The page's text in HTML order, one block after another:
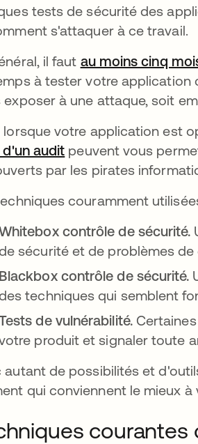
tests de sécurité des
s'attaquer à ce travail.
il faut au moins cinq
à tester votre application
exposer à une attaque, soit
lorsque votre application est
d'un audit peuvent vous
par les pirates
couramment
contrôle de sécurité.
sécurité et de problèmes de
Blackbox contrôle de sécurité.
techniques qui semblent
de vulnérabilité.
produit et signaler toute
autant de possibilités et
qui conviennent le mieux à